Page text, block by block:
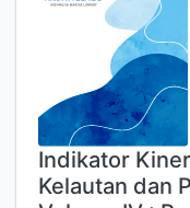
Indikator
Kelautan dan